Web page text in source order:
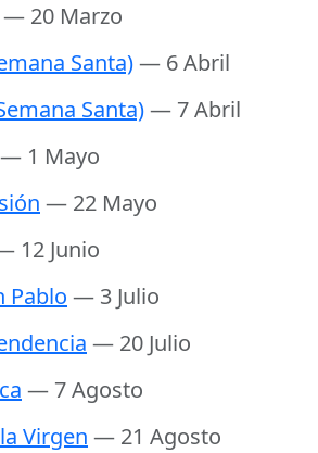
— 20 Marzo
Santa)— 6 Abril
Santa)— 7 Abril
— 1 Mayo
— 22 Mayo
12 Junio
Pablo — 3 Julio
— 20 Julio
— 7 Agosto
Virgen — 21 Agosto